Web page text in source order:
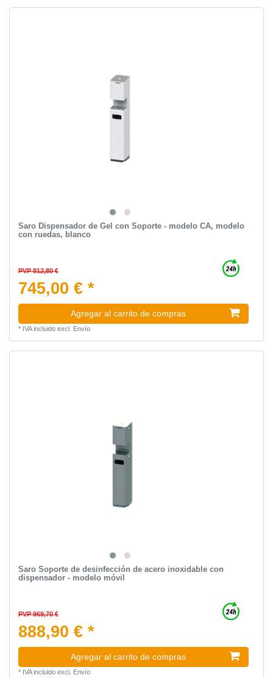
Saro Dispensador de Gel con Soporte - modelo CA, modelo
con ruedas, blanco
PVP 812,80 €
745,00 € *
Agregar al carrito de compras
* IVA incluidoexcl. Envío
Saro Soporte de desinfección de acero inoxidable con
dispensador - modelo móvil
PVP 969,70 €
888,90 € *
Agregar al carrito de compras
* IVA incluidoexcl. Envío